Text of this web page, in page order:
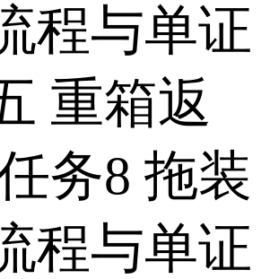
程与单证
重箱返
务8 拖装
程与单证